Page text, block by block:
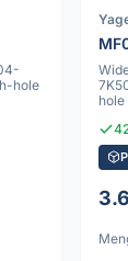
hole
hole